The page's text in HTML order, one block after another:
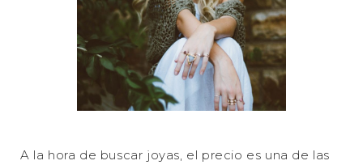
A la hora de buscar joyas, el precio es una de las